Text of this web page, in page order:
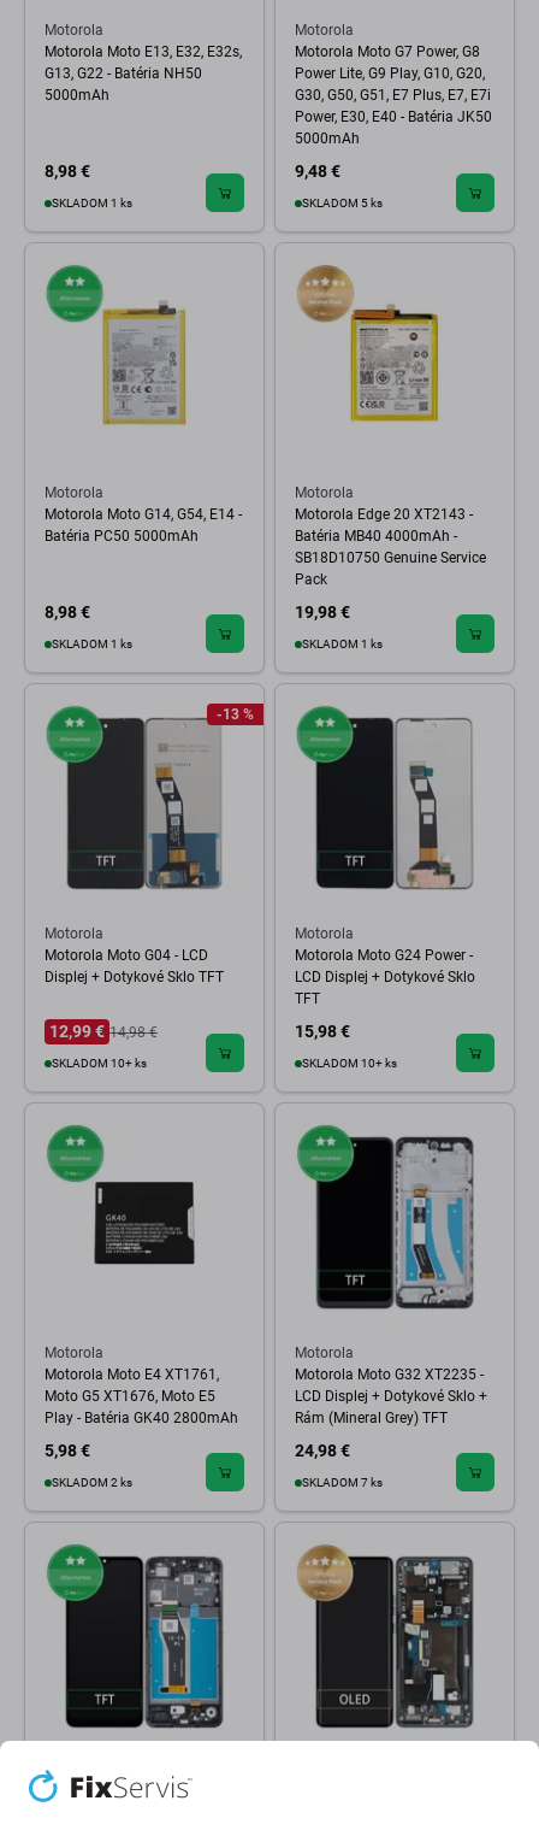
Motorola
Motorola Moto E13, E32, E32s,
G13, G22 - Batéria NH50
5000mAh
8,98 €
SKLADOM 1 ks
Motorola
Motorola Moto G7 Power, G8
Power Lite, G9 Play, G10, G20,
G30, G50, G51, E7 Plus, E7, E7i
Power, E30, E40 - Batéria JK50
5000mAh
9,48 €
SKLADOM 5 ks
Motorola
Motorola Moto G14, G54, E14 -
Batéria PC50 5000mAh
8,98 €
SKLADOM 1 ks
Motorola
Motorola Edge 20 XT2143 -
Batéria MB40 4000mAh -
SB18D10750 Genuine Service
Pack
19,98 €
SKLADOM 1 ks
-13 %
Motorola
Motorola Moto G04 - LCD
Displej + Dotykové Sklo TFT
12,99 € 14,98 €
SKLADOM 10+ ks
Motorola
Motorola Moto G24 Power -
LCD Displej + Dotykové Sklo
TFT
15,98 €
SKLADOM 10+ ks
Motorola
Motorola Moto E4 XT1761,
Moto G5 XT1676, Moto E5
Play - Batéria GK40 2800mAh
5,98 €
SKLADOM 2 ks
Motorola
Motorola Moto G32 XT2235 -
LCD Displej + Dotykové Sklo +
Rám (Mineral Grey) TFT
24,98 €
SKLADOM 7 ks
Motorola
Motorola Moto E13 - LCD